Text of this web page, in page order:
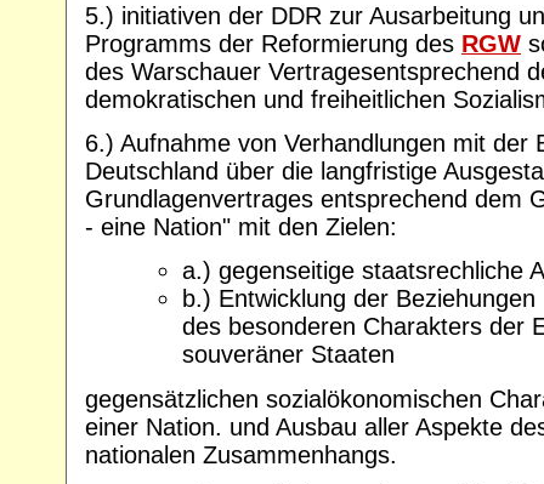
5.) initiativen der DDR zur Ausarbeitung
Programms der Reformierung des RGW
des Warschauer Vertragesentsprechend
demokratischen und freiheitlichen
6.) Aufnahme von Verhandlungen mit der
Deutschland über die langfristige
Grundlagenvertrages entsprechend dem
- eine Nation" mit den Zielen:
a.) gegenseitige staatsrechliche
b.) Entwicklung der
des besonderen Charakters der
souveräner Staaten
gegensätzlichen sozialökonomischen
einer Nation. und Ausbau aller Aspekte
nationalen Zusammenhangs.